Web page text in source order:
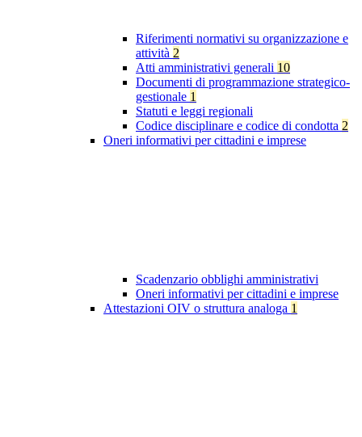
Riferimenti normativi su organizzazione e
attività 2
Atti amministrativi generali 10
Documenti di programmazione strategico-
gestionale 1
Statuti e leggi regionali
Codice disciplinare e codice di condotta 2
Oneri informativi per cittadini e imprese
Scadenzario obblighi amministrativi
Oneri informativi per cittadini e imprese
Attestazioni OIV o struttura analoga 1